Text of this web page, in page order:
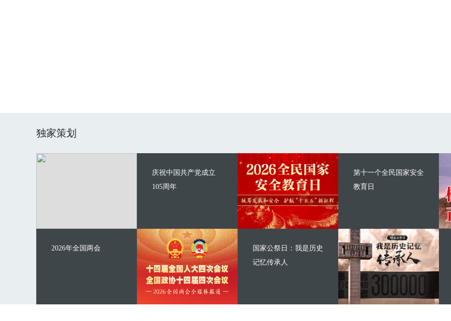
独家策划
庆祝中国共产党成立
105周年
2026年全国两会
第十一个全民国家安全
教育日
国家公祭日：我是历史
记忆传承人